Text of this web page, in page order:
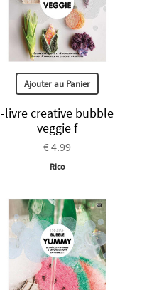
Ajouter au Panier
-livre creative bubble
veggie f
€ 4.99
Rico